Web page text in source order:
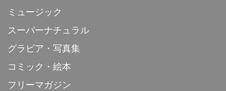
ミュージック
スーパーナチュラル
グラビア・写真集
コミック・絵本
フリーマガジン